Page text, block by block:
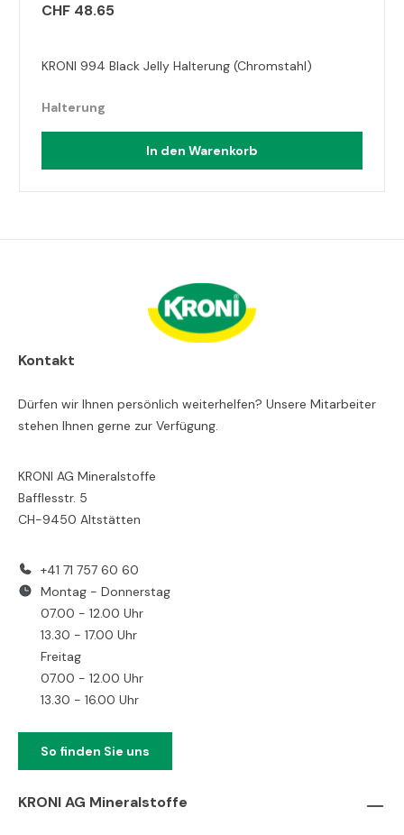
CHF 48.65
KRONI 994 Black Jelly Halterung (Chromstahl)
Halterung
In den Warenkorb
Kontakt
Dürfen wir Ihnen persönlich weiterhelfen? Unsere Mitarbeiter
stehen Ihnen gerne zur Verfügung.
KRONI AG Mineralstoffe
Bafflesstr. 5
CH-9450 Altstätten
+41 71 757 60 60
Montag - Donnerstag
07.00 - 12.00 Uhr
13.30 - 17.00 Uhr
Freitag
07.00 - 12.00 Uhr
13.30 - 16.00 Uhr
So finden Sie uns
KRONI AG Mineralstoffe